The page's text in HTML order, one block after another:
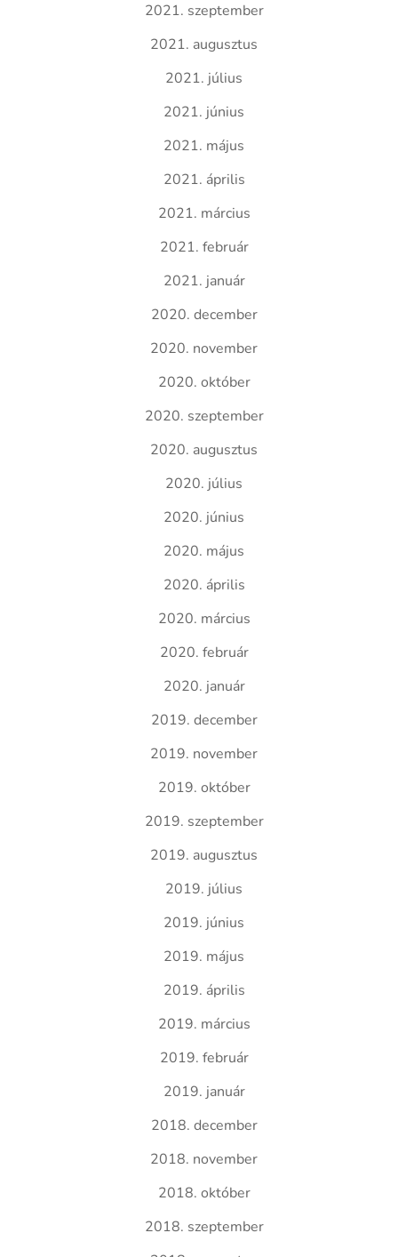
2021. szeptember
2021. augusztus
2021. július
2021. június
2021. május
2021. április
2021. március
2021. február
2021. január
2020. december
2020. november
2020. október
2020. szeptember
2020. augusztus
2020. július
2020. június
2020. május
2020. április
2020. március
2020. február
2020. január
2019. december
2019. november
2019. október
2019. szeptember
2019. augusztus
2019. július
2019. június
2019. május
2019. április
2019. március
2019. február
2019. január
2018. december
2018. november
2018. október
2018. szeptember